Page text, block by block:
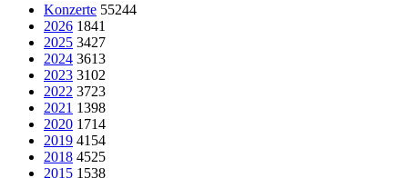
Konzerte 55244
2026 1841
2025 3427
2024 3613
2023 3102
2022 3723
2021 1398
2020 1714
2019 4154
2018 4525
2015 1538